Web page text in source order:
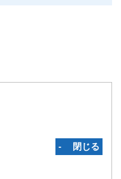
‐ 閉じる